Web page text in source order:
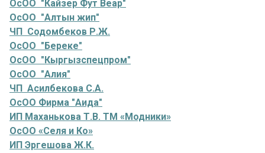
ОсОО "Кайзер Фут Веар"
ОсОО "Алтын жип"
ЧП Содомбеков Р.Ж.
ОсОО "Береке"
ОсОО "Кыргызспецпром"
ОсОО "Алия"
ЧП Асилбекова С.А.
ОсОО Фирма "Аида"
ИП Маханькова Т.В. ТМ «Модники»
ОсОО «Селя и Ко»
ИП Эргешова Ж.К.